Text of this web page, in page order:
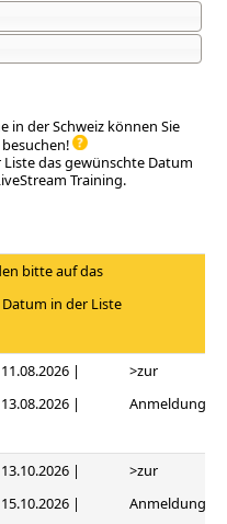
in der Schweiz können Sie
das gewünschte Datum
Training.
bitte auf das
in der Liste
|
|
>zur
Anmeldung
|
|
>zur
Anmeldung